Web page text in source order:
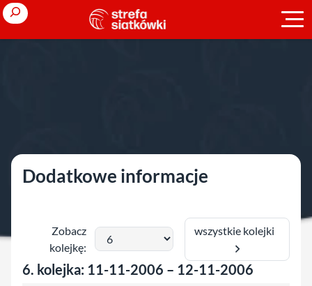
Przejdź
do
treści
Search
Dodatkowe informacje
Zobacz
kolejkę:
wszystkie kolejki
6. kolejka: 11-11-2006 – 12-11-2006